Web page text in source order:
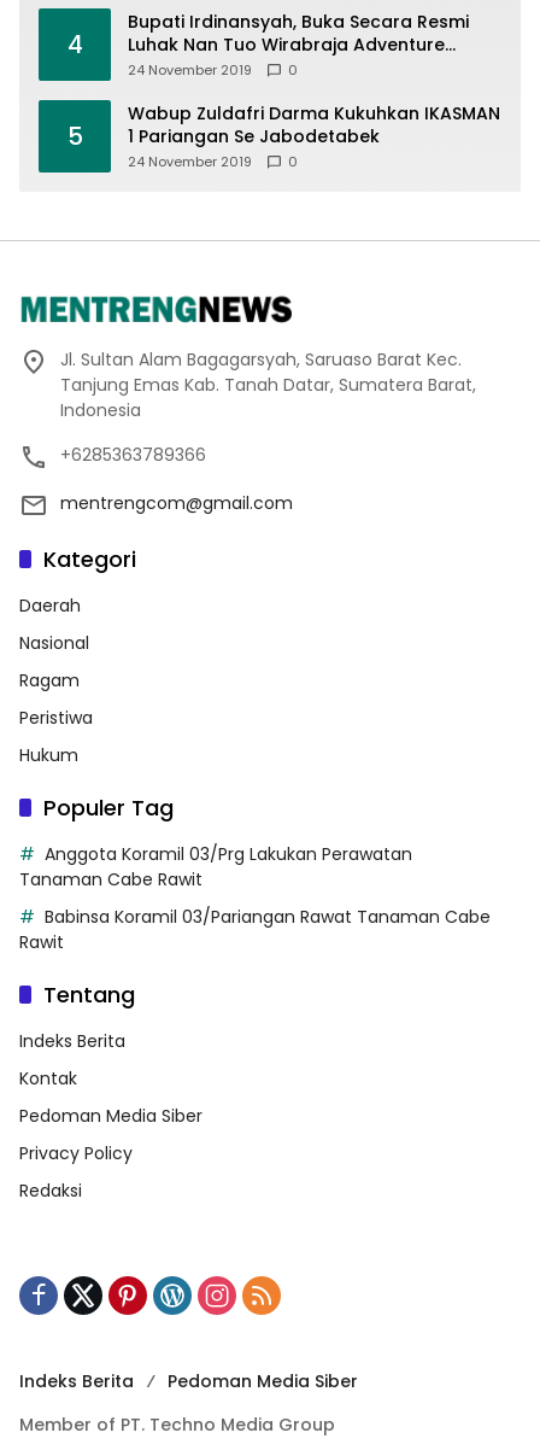
4
Bupati Irdinansyah, Buka Secara Resmi
Luhak Nan Tuo Wirabraja Adventure
Offroad 2019
24 November 2019 0
5
Wabup Zuldafri Darma Kukuhkan IKASMAN
1 Pariangan Se Jabodetabek
24 November 2019 0
Jl. Sultan Alam Bagagarsyah, Saruaso Barat Kec.
Tanjung Emas Kab. Tanah Datar, Sumatera Barat,
Indonesia
+6285363789366
mentrengcom@gmail.com
Kategori
Daerah
Nasional
Ragam
Peristiwa
Hukum
Populer Tag
Anggota Koramil 03/Prg Lakukan Perawatan
Tanaman Cabe Rawit
Babinsa Koramil 03/Pariangan Rawat Tanaman Cabe
Rawit
Tentang
Indeks Berita
Kontak
Pedoman Media Siber
Privacy Policy
Redaksi
Indeks Berita
Pedoman Media Siber
Member of PT. Techno Media Group